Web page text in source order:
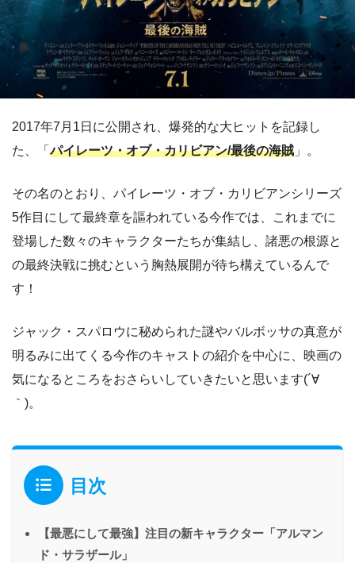
2017年7月1日に公開され、爆発的な大ヒットを記録し
た、「パイレーツ・オブ・カリビアン/最後の海賊 」。
その名のとおり、パイレーツ・オブ・カリビアンシリーズ
5作目にして最終章を謳われている今作では、これまでに
登場した数々のキャラクターたちが集結し、諸悪の根源と
の最終決戦に挑むという胸熱展開が待ち構えているんで
す！
ジャック・スパロウに秘められた謎やバルボッサの真意が
明るみに出てくる今作のキャストの紹介を中心に、映画の
気になるところをおさらいしていきたいと思います(´∀
｀)。
目次
【最悪にして最強】注目の新キャラクター「アルマン
ド・サラザール」